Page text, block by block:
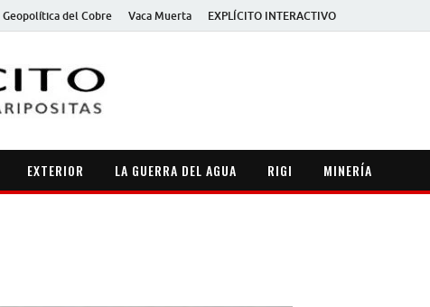
Geopolítica del Cobre Vaca Muerta EXPLÍCITO INTERACTIVO
EXTERIOR LA GUERRA DEL AGUA RIGI MINERÍA